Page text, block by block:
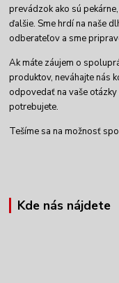
prevádzok ako sú
ďalšie. Sme hrdí na naše
odberateľov a sme
Ak máte záujem o
produktov, neváhajte nás
odpovedať na vaše
potrebujete.
Tešíme sa na možnosť
Kde nás nájdete